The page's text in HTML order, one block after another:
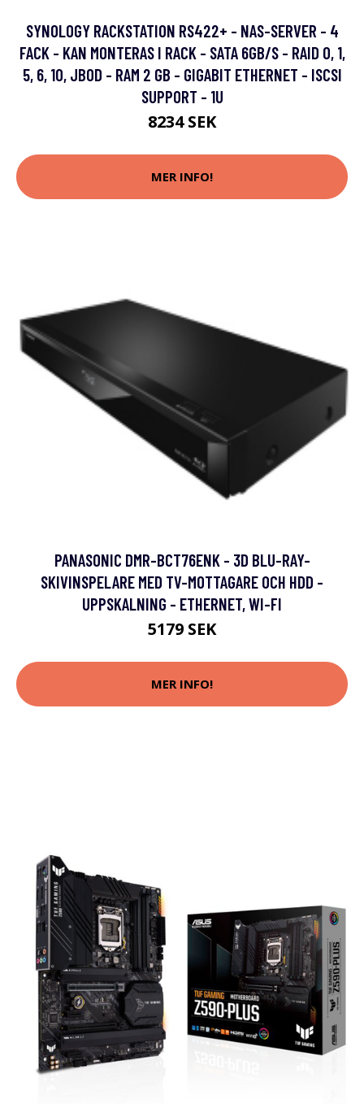
SYNOLOGY RACKSTATION RS422+ - NAS-SERVER - 4
FACK - KAN MONTERAS I RACK - SATA 6GB/S - RAID 0, 1,
5, 6, 10, JBOD - RAM 2 GB - GIGABIT ETHERNET - ISCSI
SUPPORT - 1U
8234 SEK
MER INFO!
PANASONIC DMR-BCT76ENK - 3D BLU-RAY-
SKIVINSPELARE MED TV-MOTTAGARE OCH HDD -
UPPSKALNING - ETHERNET, WI-FI
5179 SEK
MER INFO!